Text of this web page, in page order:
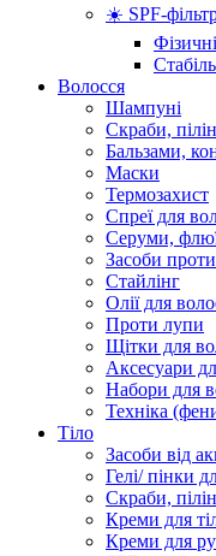
☀️ SPF-
Волосся
Шампуні
Скраби,
Бальзами,
Маски
Термозахист
Спреї для
Серуми,
Засоби
Стайлінг
Олії для
Проти лупи
Щітки для
Аксесуари
Набори для
Техніка
Тіло
Засоби від
Гелі/ пінки
Скраби,
Креми для
Креми для